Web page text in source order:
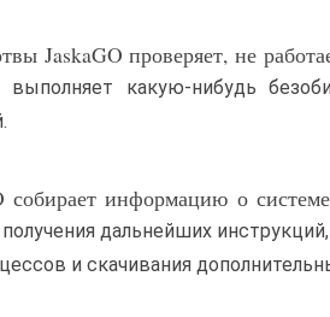
JaskaGO проверяет, не
какую-нибудь
информацию о
дальнейших
и скачивания